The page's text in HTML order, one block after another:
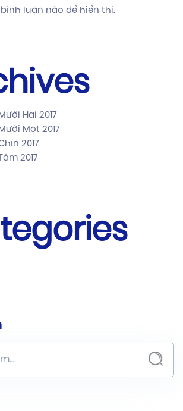
luận nào để hiển thị.
Hai 2017
Một 2017
2017
2017